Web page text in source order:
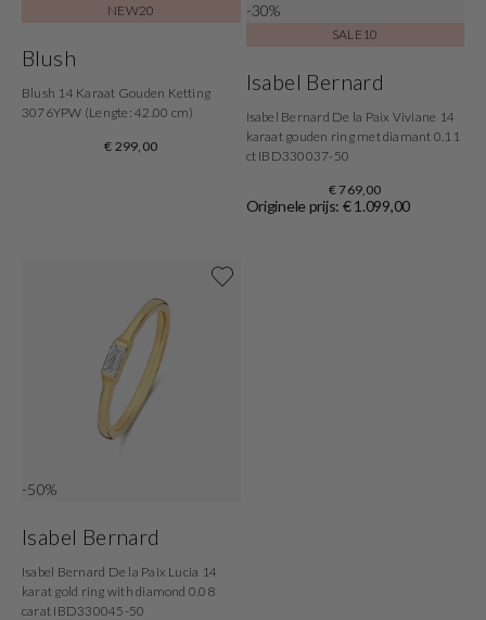
NEW20
Blush
Blush 14 Karaat Gouden Ketting
3076YPW (Lengte: 42.00 cm)
€ 299,00
-30%
SALE10
Isabel Bernard
Isabel Bernard De la Paix Viviane 14
karaat gouden ring met diamant 0.11
ct IBD330037-50
€ 769,00
Originele prijs: € 1.099,00
-50%
Isabel Bernard
Isabel Bernard De la Paix Lucia 14
karat gold ring with diamond 0.08
carat IBD330045-50